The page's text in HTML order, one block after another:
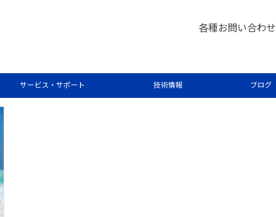
各種お問い合わ
サービス・サポート 技術情報 ブログ
における日焼け防止剤中の二